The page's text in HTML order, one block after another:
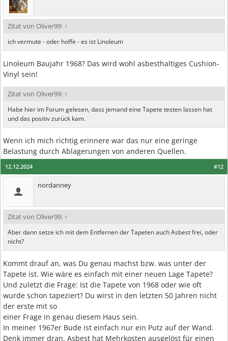
Zitat von Oliver99: ↑
ich vermute - oder hoffe - es ist Linoleum
Linoleum Baujahr 1968? Das wird wohl asbesthaltiges Cushion-
Vinyl sein!
Zitat von Oliver99: ↑
Habe hier im Forum gelesen, dass jemand eine Tapete testen lassen hat
und das positiv zurück kam.
Wenn ich mich richtig erinnere war das nur eine geringe
Belastung durch Ablagerungen von anderen Quellen.
#12
12.12.2024
nordanney
Zitat von Oliver99: ↑
Aber dann setze ich mit dem Entfernen der Tapeten auch Asbest frei, oder
nicht?
Kommt drauf an, was Du genau machst bzw. was unter der
Tapete ist. Wie wäre es einfach mit einer neuen Lage Tapete?
Und zuletzt die Frage: Ist die Tapete von 1968 oder wie oft
wurde schon tapeziert? Du wirst in den letzten 50 Jahren nicht
der erste mit so
einer Frage in genau diesem Haus sein.
In meiner 1967er Bude ist einfach nur ein Putz auf der Wand.
Denk immer dran, Asbest hat Mehrkosten ausgelöst für einen